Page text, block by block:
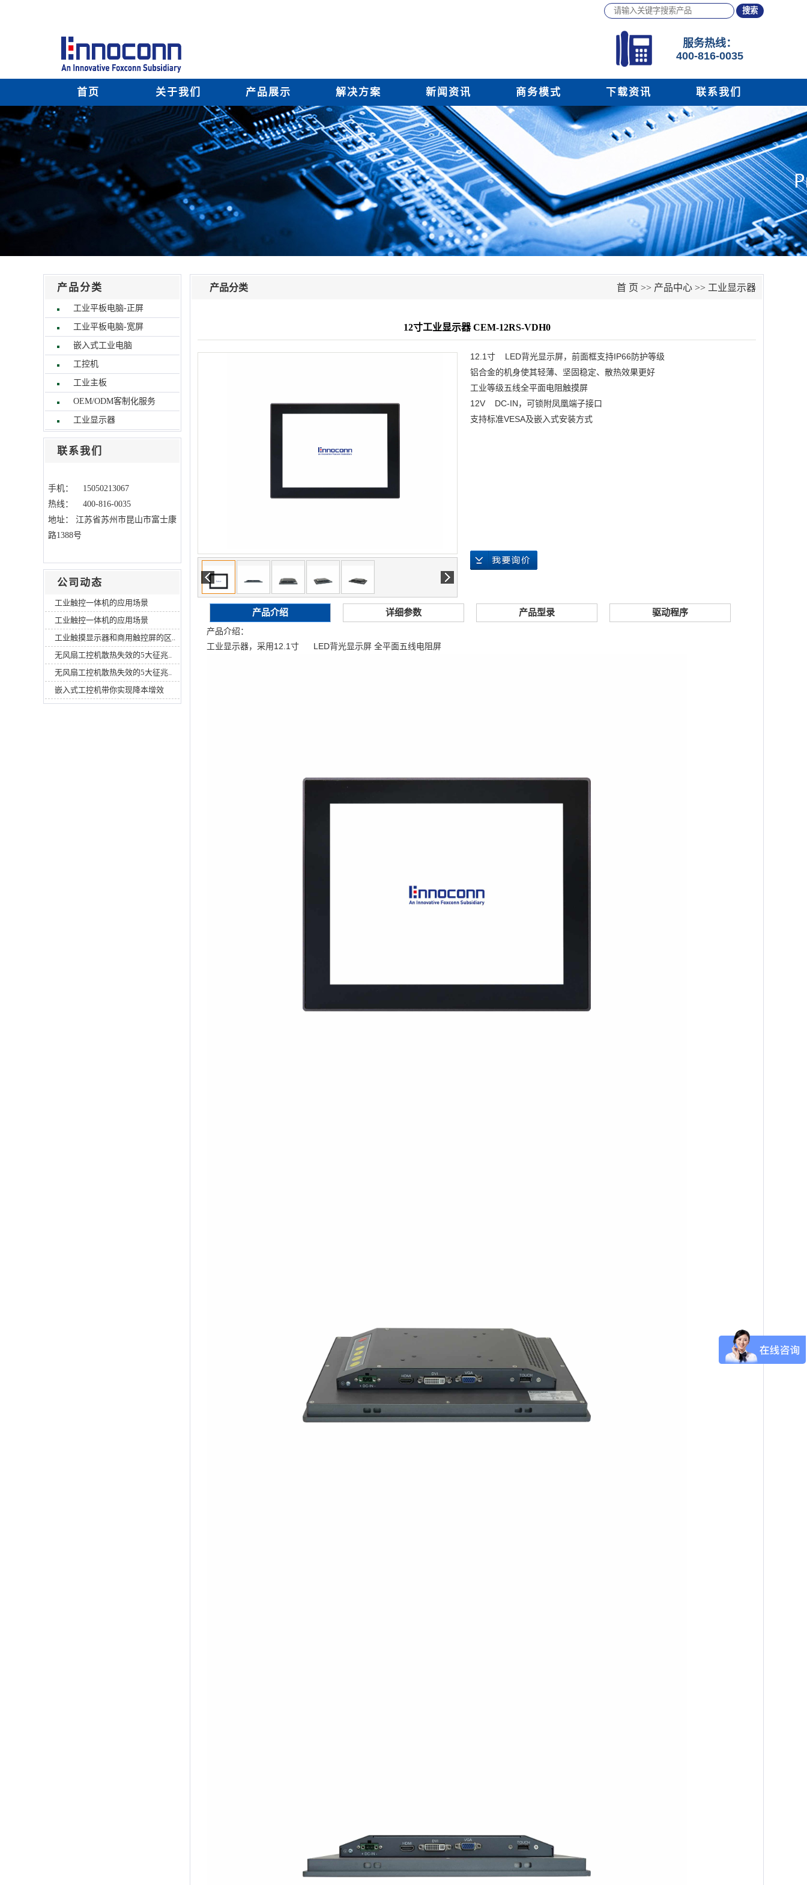
服务热线：
400-816-0035
首页 关于我们 产品展示 解决方案 新闻资讯 商务模式 下载资讯 联系我们
产品分类
工业平板电脑-正屏
工业平板电脑-宽屏
嵌入式工业电脑
工控机
工业主板
OEM/ODM客制化服务
工业显示器
联系我们
手机： 15050213067
热线： 400-816-0035
地址： 江苏省苏州市昆山市富士康
路1388号
公司动态
工业触控一体机的应用场景
工业触控一体机的应用场景
工业触摸显示器和商用触控屏的区..
无风扇工控机散热失效的5大征兆..
无风扇工控机散热失效的5大征兆..
嵌入式工控机带你实现降本增效
产品分类 首 页 >> 产品中心 >> 工业显示器
12寸工业显示器 CEM-12RS-VDH0
12.1寸 LED背光显示屏，前面框支持IP66防护等级
铝合金的机身使其轻薄、坚固稳定、散热效果更好
工业等级五线全平面电阻触摸屏
12V DC-IN，可锁附凤凰端子接口
支持标准VESA及嵌入式安装方式
产品介绍 详细参数 产品型录 驱动程序
产品介绍：
工业显示器，采用12.1寸 LED背光显示屏 全平面五线电阻屏